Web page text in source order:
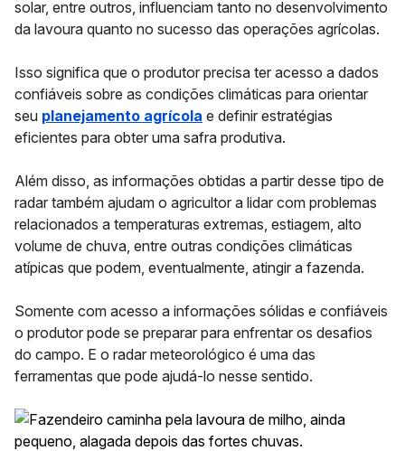
solar, entre outros, influenciam tanto no desenvolvimento
da lavoura quanto no sucesso das operações agrícolas.
Isso significa que o produtor precisa ter acesso a dados
confiáveis sobre as condições climáticas para orientar
seu planejamento agrícola e definir estratégias
eficientes para obter uma safra produtiva.
Além disso, as informações obtidas a partir desse tipo de
radar também ajudam o agricultor a lidar com problemas
relacionados a temperaturas extremas, estiagem, alto
volume de chuva, entre outras condições climáticas
atípicas que podem, eventualmente, atingir a fazenda.
Somente com acesso a informações sólidas e confiáveis
o produtor pode se preparar para enfrentar os desafios
do campo. E o radar meteorológico é uma das
ferramentas que pode ajudá-lo nesse sentido.